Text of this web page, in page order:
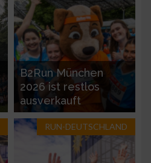
B2Run München
2026 ist restlos
ausverkauft
RUN-DEUTSCHLAND